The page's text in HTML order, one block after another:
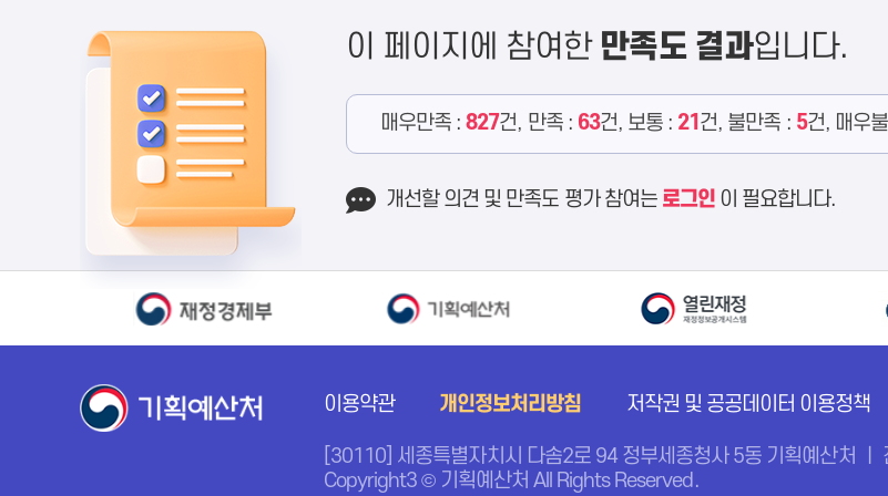
이 페이지에 참여한 만족도 결과입니다.
매우만족 :827건, 만족 : 63건, 보통 : 21 건, 불만족 : 5건, 매우
개선할 의견 및 만족도 평가 참여는 로그인 이 필요합니다.
이용약관 개인정보처리방침 저작권 및 공공데이터 이용정책
[30110] 세종특별자치시 다솜2로 94 정부세종청사 5동 기획예산처
Copyright3 © 기획예산처 All Rights Reserved.